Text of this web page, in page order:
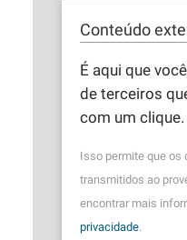
Conteúdo
É aqui que
de terceiros
com um clique.
Isso permite que os
transmitidos ao
encontrar mais
privacidade.